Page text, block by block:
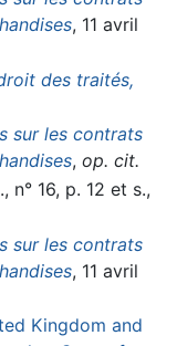
, 11 avril
des traités,
sur les contrats
, op. cit.
n° 16, p. 12 et s.,
sur les contrats
, 11 avril
Kingdom and